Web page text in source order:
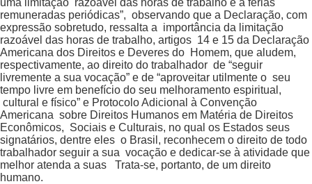
uma limitação razoável das horas de trabalho e a férias
remuneradas periódicas”, observando que a Declaração, com
expressão sobretudo, ressalta a importância da limitação
razoável das horas de trabalho, artigos 14 e 15 da Declaração
Americana dos Direitos e Deveres do Homem, que aludem,
respectivamente, ao direito do trabalhador de “seguir
livremente a sua vocação” e de “aproveitar utilmente o seu
tempo livre em benefício do seu melhoramento espiritual,
cultural e físico” e Protocolo Adicional à Convenção
Americana sobre Direitos Humanos em Matéria de Direitos
Econômicos, Sociais e Culturais, no qual os Estados seus
signatários, dentre eles o Brasil, reconhecem o direito de todo
trabalhador seguir a sua vocação e dedicar-se à atividade que
melhor atenda a suas Trata-se, portanto, de um direito
humano.